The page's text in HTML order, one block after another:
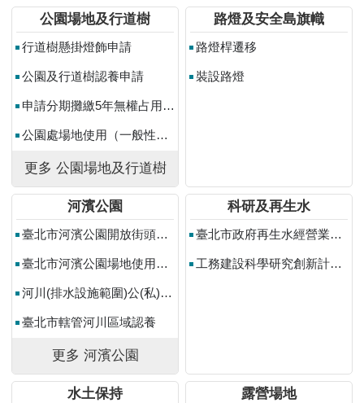
常
見
問
答
雙
詞
陳
系
政
府
網
料
公園場地及行道樹
行道樹懸掛燈飾申請
公園及行道樹認養申請
申請分期攤繳5年無權占用使用補償金
公園處場地使用（一般性活動）
更多 公園場地及行道樹
路燈及安全島旗幟
路燈桿遷移
裝設路燈
河濱公園
臺北市河濱公園開放街頭藝人展演場地使用登記申請
臺北市河濱公園場地使用申請(營利性及非營利性活動)
河川(排水設施範圍)公(私)地一般使用申請
臺北市轄管河川區域認養
更多 河濱公園
科研及再生水
臺北市政府再生水經營業籌設許可審查
工務建設科學研究創新計畫補助
水土保持 露營場地